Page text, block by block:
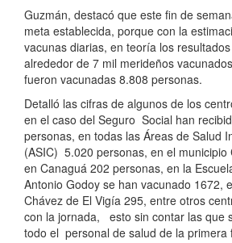
Guzmán, destacó que este fin de
meta establecida, porque con la
vacunas diarias, en teoría los
alrededor de 7 mil merideños
fueron vacunadas 8.808 personas.
Detalló las cifras de algunos de los
en el caso del Seguro Social han
personas, en todas las Áreas de Salud
(ASIC) 5.020 personas, en el municipio
en Canaguá 202 personas, en la
Antonio Godoy se han vacunado 1672,
Chávez de El Vigía 295, entre otros
con la jornada, esto sin contar las que
todo el personal de salud de la primera